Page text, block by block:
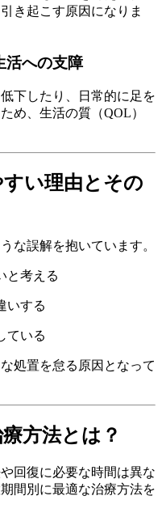
き起こす原因になりま
活への支障
下したり、日常的に足を
め、生活の質（QOL）
い理由とその
な誤解を抱いています。
と考える
いする
ている
処置を怠る原因となって
方法とは？
回復に必要な時間は異な
間別に最適な治療方法を